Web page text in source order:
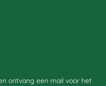
ontvang een mail voor het